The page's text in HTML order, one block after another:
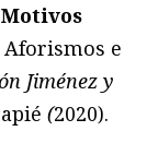
Motivos
Aforismos e
Jiménez y
(2020).